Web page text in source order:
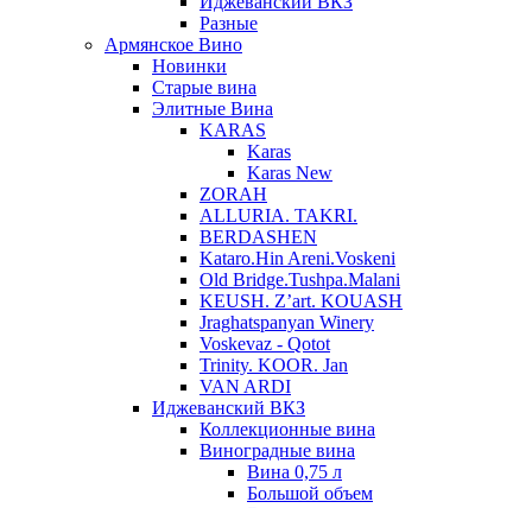
Разные
Армянское Вино
Новинки
Старые вина
Элитные Вина
KARAS
Karas
Karas New
ZORAH
ALLURIA. TAKRI.
BERDASHEN
Kataro.Hin Areni.Voskeni
Old Bridge.Tushpa.Malani
KEUSH. Z’art. KOUASH
Jraghatspanyan Winery
Voskevaz - Qotot
Trinity. KOOR. Jan
VAN ARDI
Иджеванский ВКЗ
Коллекционные вина
Виноградные вина
Вина 0,75 л
Большой объем